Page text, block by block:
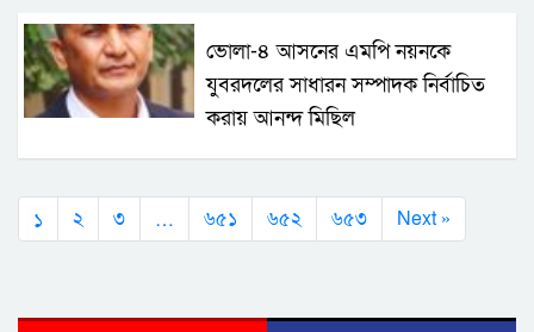
ভোলা-৪ আসনের এমপি নয়নকে
যুবরদলের সাধারন সম্পাদক নির্বাচিত
করায় আনন্দ মিছিল
১ ২ ৩ … ৬৫১ ৬৫২ ৬৫৩ Next »